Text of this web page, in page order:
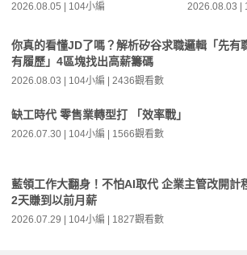
2026.08.05 | 104小編 2026.08.03 |
你真的看懂JD了嗎？解析矽谷求職邏輯「先有
有履歷」4區塊找出高薪籌碼
2026.08.03 | 104小編 | 2436觀看數
缺工時代 零售業轉型打 「效率戰」
2026.07.30 | 104小編 | 1566觀看數
藍領工作大翻身！不怕AI取代 企業主管改開計
2天賺到以前月薪
2026.07.29 | 104小編 | 1827觀看數